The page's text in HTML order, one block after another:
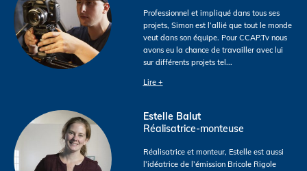
Professionnel et impliqué dans tous ses
projets, Simon est l’allié que tout le monde
veut dans son équipe. Pour CCAP.Tv nous
avons eu la chance de travailler avec lui
sur différents projets tel ...
Lire +
Estelle Balut
Réalisatrice-monteuse
Réalisatrice et monteur, Estelle est aussi
l’idéatrice de l’émission Bricole Rigole